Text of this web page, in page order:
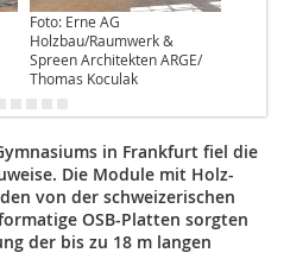
Foto: Erne AG
Holzbau/Raumwerk &
Spreen Architekten ARGE/
Thomas Koculak
in Frankfurt fiel die
Die Module mit Holz-
von der schweizerischen
OSB-Platten sorgten
der bis zu 18 m langen